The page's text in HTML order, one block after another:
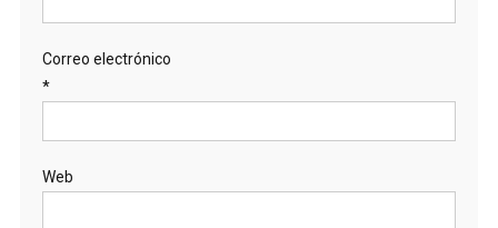
Correo electrónico
*
Web